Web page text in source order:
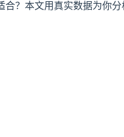
？本文用真实数据为你分